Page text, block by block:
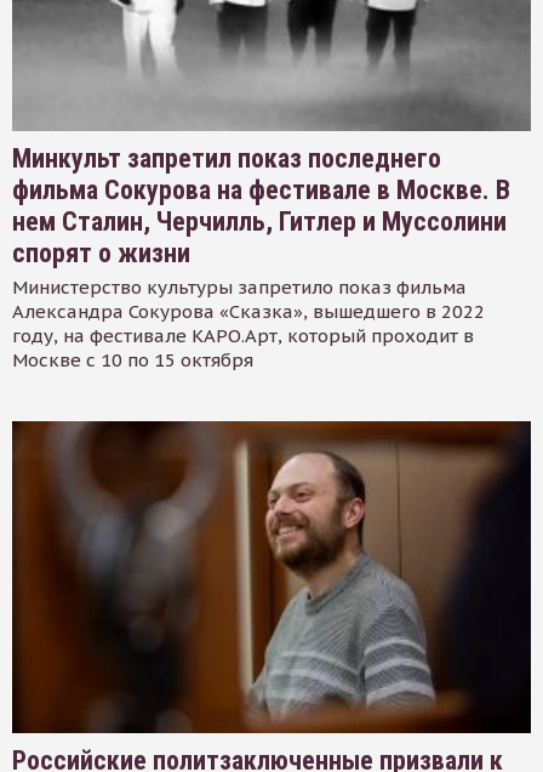
Минкульт запретил показ последнего
фильма Сокурова на фестивале в Москве. В
нем Сталин, Черчилль, Гитлер и Муссолини
спорят о жизни
Министерство культуры запретило показ фильма
Александра Сокурова «Сказка», вышедшего в 2022
году, на фестивале КАРО.Арт, который проходит в
Москве с 10 по 15 октября
Российские политзаключенные призвали к